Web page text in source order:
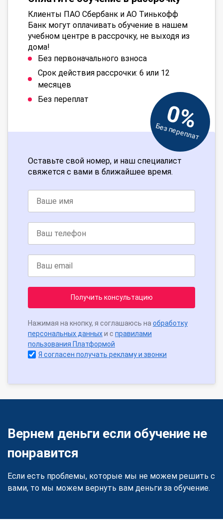
Клиенты ПАО Сбербанк и АО Тинькофф
Банк могут оплачивать обучение в нашем
учебном центре в рассрочку, не выходя из
дома!
Без первоначального взноса
Срок действия рассрочки: 6 или 12
месяцев
Без переплат
0%
Без переплат
Оставьте свой номер, и наш специалист
свяжется с вами в ближайшее время.
Получить консультацию
Нажимая на кнопку, я соглашаюсь на обработку
персональных данныхи с правилами
пользования Платформой
Я согласен получать рекламу и звонки
Вернем деньги если обучение не
понравится
Если есть проблемы, которые мы не можем решить с
вами, то мы можем вернуть вам деньги за обучение.